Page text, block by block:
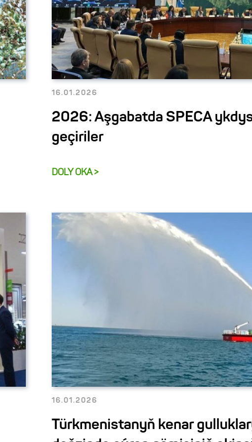
16.01.2026
2026: Aşgabatda SPECA
geçiriler
DOLY OKA >
16.01.2026
Türkmenistanyň kenar